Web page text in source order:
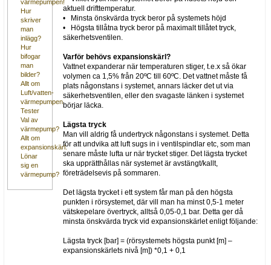
värmepumpen!
Hur
skriver
man
inlägg?
Hur
bifogar
man
bilder?
Allt om
Luft/vatten-
värmepumpen
Tester
Val av
värmepump?
Allt om
expansionskärl.
Lönar
sig en
värmepump?
aktuell drifttemperatur.
• Minsta önskvärda tryck beror på systemets höjd
• Högsta tillåtna tryck beror på maximalt tillåtet tryck,
säkerhetsventilen.
Varför behövs expansionskärl?
Vattnet expanderar när temperaturen stiger, t.e.x så ökar
volymen ca 1,5% från 20ºC till 60ºC. Det vattnet måste få
plats någonstans i systemet, annars läcker det ut via
säkerhetsventilen, eller den svagaste länken i systemet
börjar läcka.
Lägsta tryck
Man vill aldrig få undertryck någonstans i systemet. Detta
för att undvika att luft sugs in i ventilspindlar etc, som man
senare måste lufta ur när trycket stiger. Det lägsta trycket
ska upprätthållas när systemet är avstängt/kallt,
företrädelsevis på sommaren.
Det lägsta trycket i ett system får man på den högsta
punkten i rörsystemet, där vill man ha minst 0,5-1 meter
vätskepelare övertryck, alltså 0,05-0,1 bar. Detta ger då
minsta önskvärda tryck vid expansionskärlet enligt följande:
Lägsta tryck [bar] = (rörsystemets högsta punkt [m] –
expansionskärlets nivå [m]) *0,1 + 0,1